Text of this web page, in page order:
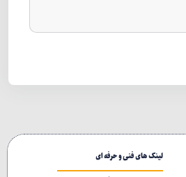
لینک های فنی و حرفه ای